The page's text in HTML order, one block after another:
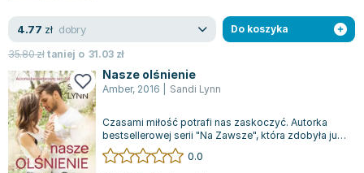
Nela Mała Reporterka
Agnieszka Maciąg
Barbara Wrzesińska
Terry Pratchett
Virginia Woolf
Lorraine Warren
Ajahn Brahm
Lucinda Riley
4.77 zł dobry
35.80złtaniej o 31.03 zł
Do koszyka
Nasze olśnienie
Amber, 2016 Sandi Lynn
Czasami miłość potrafi nas zaskoczyć. Autorka
bestsellerowej serii "Na Zawsze", która zdobyła już
ponad 700 000 czytelników na cał...
0.0